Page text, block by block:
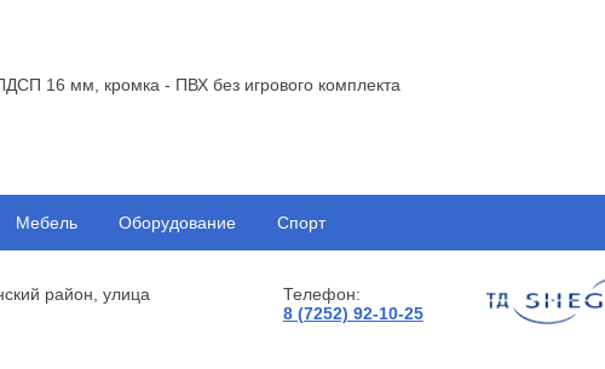
16 мм, кромка - ПВХ без игрового комплекта
Мебель Оборудование Спорт
район, улица
Телефон:
8 (7252) 92-10-25